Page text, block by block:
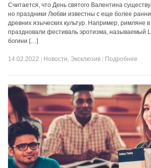
Считается, что День святого Валентина
но праздники Любви известны с еще более
древних языческих культур. Например, римляне
праздновали фестиваль эротизма, называемый
богини […]
14.02.2022 Новости, Эксклюзив Подробнее